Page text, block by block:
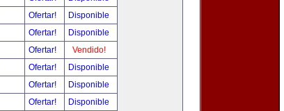
Ofertar!
Disponible
Ofertar!
Disponible
Ofertar!
Vendido!
Ofertar!
Disponible
Ofertar!
Disponible
Ofertar!
Disponible